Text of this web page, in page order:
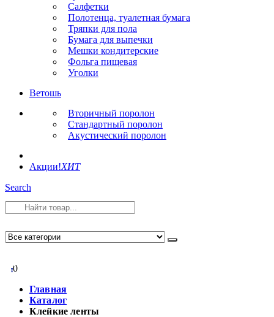
Салфетки
Полотенца, туалетная бумага
Тряпки для пола
Бумага для выпечки
Мешки кондитерские
Фольга пищевая
Уголки
Ветошь
Вторичный поролон
Стандартный поролон
Акустический поролон
Акции!ХИТ
Search
00
Главная
Каталог
Клейкие ленты